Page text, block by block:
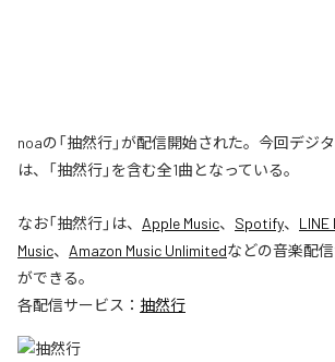
noaの「抽然行」が配信開始された。今回デジ
は、「抽然行」を含む全1曲となっている。
なお「抽然行」は、 Apple Music、 Spotify、 LINE
Music、 Amazon Music Unlimitedなどの音楽配
ができる。
各配信サービス： 抽然行